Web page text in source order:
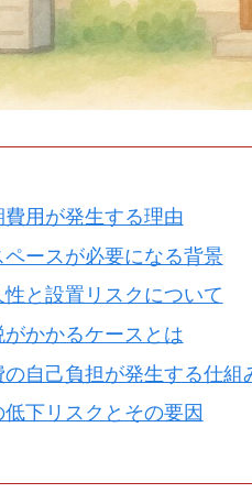
費用が発生する理由
ペースが必要になる背景
と設置リスクについて
がかかるケースとは
自己負担が発生する仕組
下リスクとその要因